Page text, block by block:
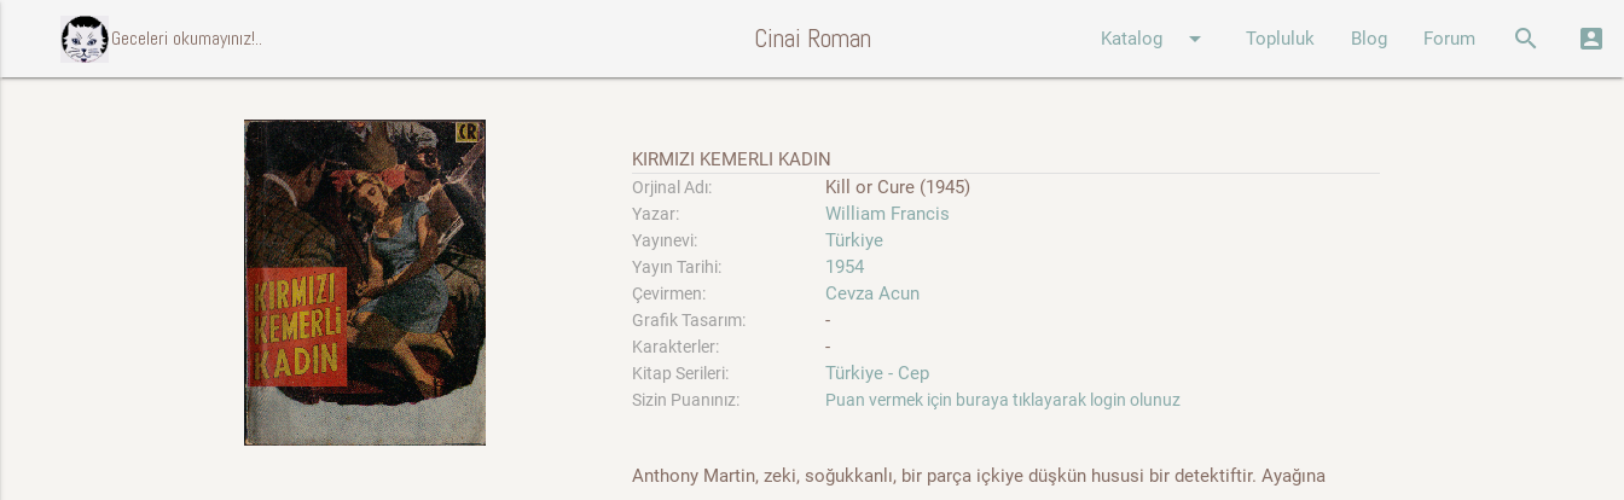
ccccci Geceleri okumayınız!.. Cinai Roman Katalog arrow_drop_down Topluluk Blog Forum search account_box
KIRMIZI KEMERLI KADIN
Orjinal Adı: Kill or Cure (1945)
Yazar: William Francis
Yayınevi: Türkiye
Yayın Tarihi: 1954
Çevirmen: Cevza Acun
Grafik Tasarım: -
Karakterler: -
Kitap Serileri: Türkiye - Cep
Sizin Puanınız: Puan vermek için buraya tıklayarak login olunuz
Anthony Martin, zeki, soğukkanlı, bir parça içkiye düşkün hususi bir detektiftir. Ayağına